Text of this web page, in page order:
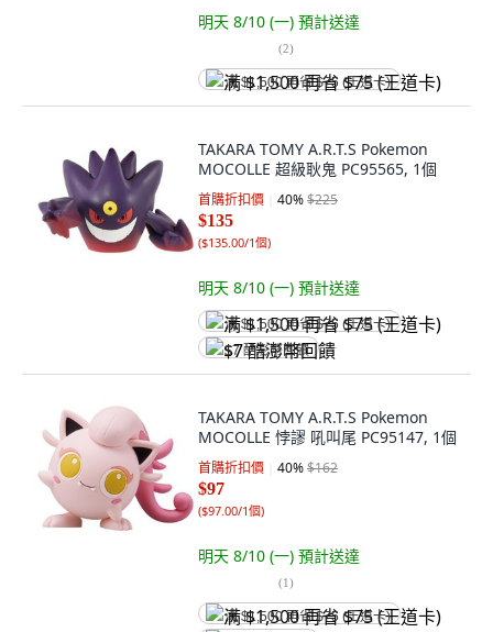
明天 8/10 (一) 預計送達
(2)
满 $1,500 再省 $75 (王道卡)
TAKARA TOMY A.R.T.S Pokemon
MOCOLLE 超級耿鬼 PC95565, 1個
首購折扣價 40%$225
$135
($135.00/1個)
明天 8/10 (一) 預計送達
满 $1,500 再省 $75 (王道卡)
$7 酷澎幣回饋
TAKARA TOMY A.R.T.S Pokemon
MOCOLLE 悖謬 吼叫尾 PC95147, 1個
首購折扣價 40%$162
$97
($97.00/1個)
明天 8/10 (一) 預計送達
(1)
满 $1,500 再省 $75 (王道卡)